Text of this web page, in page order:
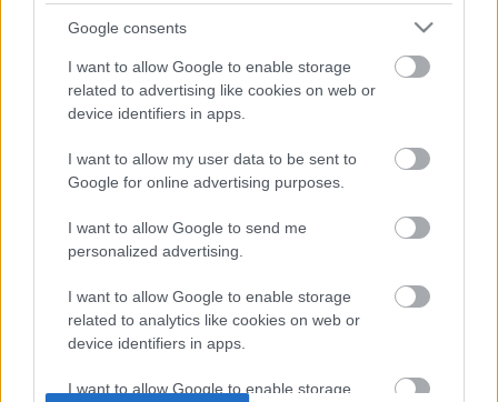
Google consents
I want to allow Google to enable storage
related to advertising like cookies on web or
device identifiers in apps.
I want to allow my user data to be sent to
Google for online advertising purposes.
I want to allow Google to send me
personalized advertising.
I want to allow Google to enable storage
related to analytics like cookies on web or
device identifiers in apps.
I want to allow Google to enable storage
Barátnős, régi titkot őrző, kutatós. Kit komolyan
megdolgozott mindenért, amit elért.
Középiskolásként jött rá, hogy mit akar kezdeni az
életével, és a célra szegezett tekintettel menetelt
előre. Jó jegyek, egyetemi ösztöndíj, majd az egyik
laborban lett munkatárs, a kamaszkori példaképe